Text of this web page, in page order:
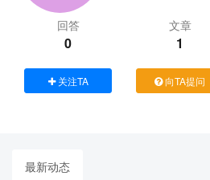
回答
0
文章
1
关注TA 向TA提问
最新动态